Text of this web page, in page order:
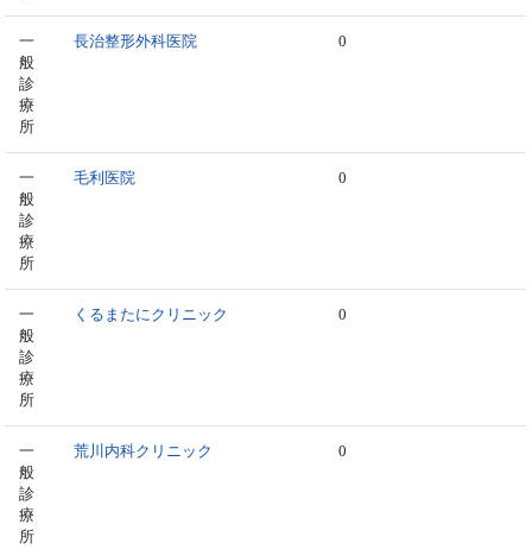
一
般
診
療
所
長治整形外科医院 0
一
般
診
療
所
毛利医院 0
一
般
診
療
所
くるまたにクリニック 0
一
般
診
療
所
荒川内科クリニック 0